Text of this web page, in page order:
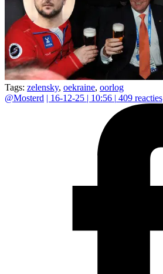
Tags: zelensky, oekraine, oorlog
@Mosterd | 16-12-25 | 10:56 | 409 reacties